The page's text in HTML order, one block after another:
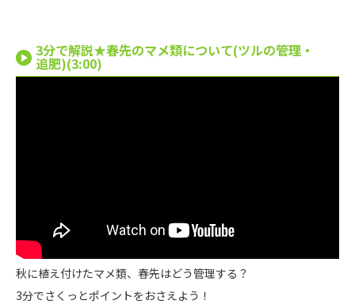
3分で解説★春先のマメ類について(ツルの管理・
追肥)(3:00)
秋に植え付けたマメ類、春先はどう管理する？
3分でさくっとポイントをおさえよう！